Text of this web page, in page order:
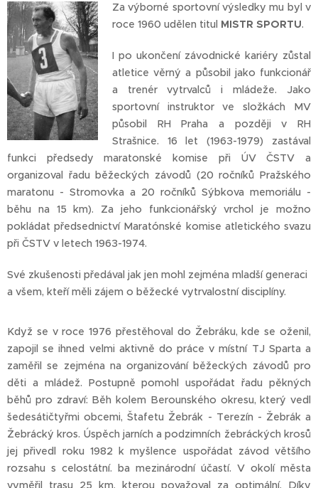
Za výborné sportovní výsledky mu byl v
roce 1960 udělen titul MISTR SPORTU.
I po ukončení závodnické kariéry zůstal
atletice věrný a působil jako funkcionář
a trenér vytrvalců i mládeže. Jako
sportovní instruktor ve složkách MV
působil RH Praha a později v RH
Strašnice. 16 let (1963-1979) zastával
funkci předsedy maratonské komise při ÚV ČSTV a
organizoval řadu běžeckých závodů (20 ročníků Pražského
maratonu - Stromovka a 20 ročníků Sýbkova memoriálu -
běhu na 15 km). Za jeho funkcionářský vrchol je možno
pokládat předsednictví Maratónské komise atletického svazu
při ČSTV v letech 1963-1974.
Své zkušenosti předával jak jen mohl zejména mladší generaci
a všem, kteří měli zájem o běžecké vytrvalostní disciplíny.
Když se v roce 1976 přestěhoval do Žebráku, kde se oženil,
zapojil se ihned velmi aktivně do práce v místní TJ Sparta a
zaměřil se zejména na organizování běžeckých závodů pro
děti a mládež. Postupně pomohl uspořádat řadu pěkných
běhů pro zdraví: Běh kolem Berounského okresu, který vedl
šedesátičtyřmi obcemi, Štafetu Žebrák - Terezín - Žebrák a
Žebrácký kros. Úspěch jarních a podzimních žebráckých krosů
jej přivedl roku 1982 k myšlence uspořádat závod většího
rozsahu s celostátní. ba mezinárodní účastí. V okolí města
vyměřil trasu 25 km, kterou považoval za optimální. Díky